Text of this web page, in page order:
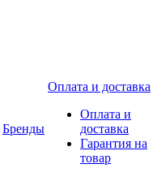
Бренды
Оплата и доставка
Оплата и
доставка
Гарантия на
товар